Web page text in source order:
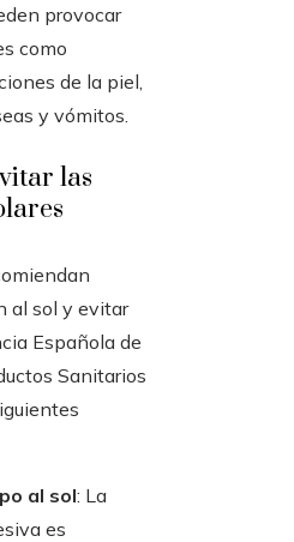
provocar
como
de la piel,
y vómitos.
las
al sol y evitar
Española de
Sanitarios
al sol: La
es